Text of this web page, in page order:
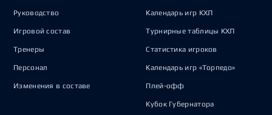
Руководство
Игровой состав
Тренеры
Персонал
Изменения в составе
Календарь игр КХЛ
Турнирные таблицы КХЛ
Статистика игроков
Календарь игр «Торпедо»
Плей-офф
Кубок Губернатора